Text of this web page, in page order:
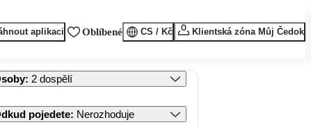
aplikaci Oblíbené CS / Kč Klientská zóna Můj Čedok
: 2 dospělí
pojedete: Nerozhoduje